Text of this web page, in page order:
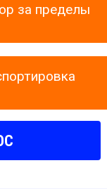
за пределы